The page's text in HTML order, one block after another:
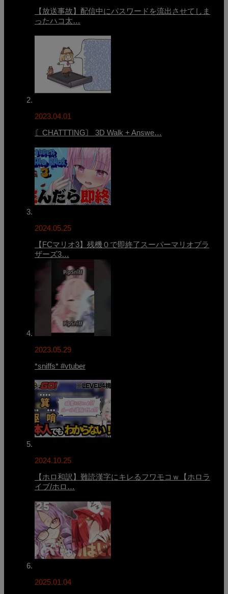
【放送事故】配信中にパスワードを流出させてしま
ったハコ太…
2023.04.01
〘CHATTTING〙 3D Walk + Answe…
2024.05.25
【FCマリオ3】残機０で即終了スーパーマリオブラ
ザーズ3…
2023.05.29
*sniffs* #vtuber
2024.10.25
【ホロ和訳】難読漢字にキレるフワモコｗ【ホロラ
イブ/ホロ…
2025.01.04